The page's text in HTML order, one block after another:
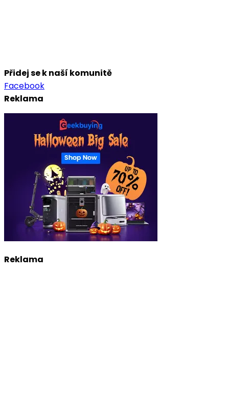
Přidej se k naší komunitě
Facebook
Reklama
Reklama